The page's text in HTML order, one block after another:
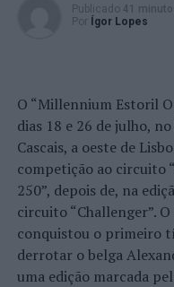
NÃO PERCA
Publicado 41
Por
Ígor Lopes
O “Millennium Estoril
dias 18 e 26 de julho,
Cascais, a oeste de
competição ao circuito
250”, depois de, na
circuito “Challenger”.
conquistou o primeiro
derrotar o belga
uma edição marcada